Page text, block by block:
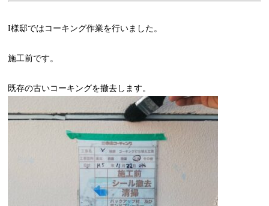
I様邸ではコーキング作業を行いました。
施工前です。
既存の古いコーキングを撤去します。